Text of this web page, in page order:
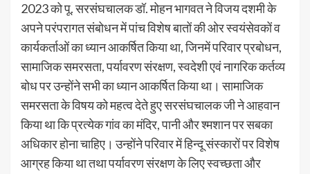
2023 को पू. सरसंघचालक डॉ. मोहन भागवत ने विजय दशमी के
अपने परंपरागत संबोधन में पांच विशेष बातों की ओर स्वयंसेवकों व
कार्यकर्ताओं का ध्यान आकर्षित किया था, जिनमें परिवार प्रबोधन,
सामाजिक समरसता, पर्यावरण संरक्षण, स्वदेशी एवं नागरिक कर्तव्य
बोध पर उन्होंने सभी का ध्यान आकर्षित किया था। सामाजिक
समरसता के विषय को महत्व देते हुए सरसंघचालक जी ने आहवान
किया था कि प्रत्येक गांव का मंदिर, पानी और श्मशान पर सबका
अधिकार होना चाहिए। उन्होंने परिवार में हिन्दू संस्कारों पर विशेष
आग्रह किया था तथा पर्यावरण संरक्षण के लिए स्वच्छता और